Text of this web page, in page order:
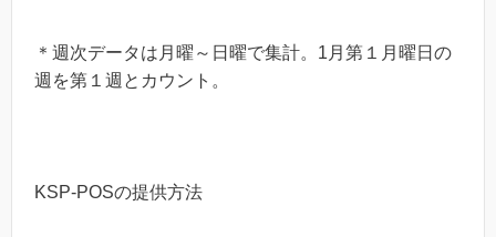
＊週次データは月曜～日曜で集計。1月第１月曜日の
週を第１週とカウント。
KSP-POSの提供方法